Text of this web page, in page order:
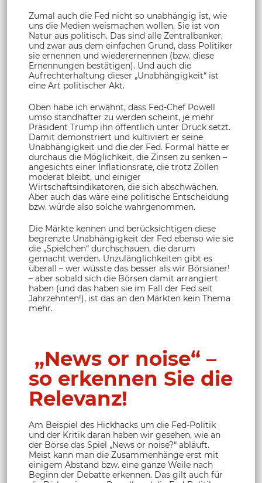
Zumal auch die Fed nicht so unabhängig ist, wie
uns die Medien weismachen wollen. Sie ist von
Natur aus politisch. Das sind alle Zentralbanker,
und zwar aus dem einfachen Grund, dass Politiker
sie ernennen und wiederernennen (bzw. diese
Ernennungen bestätigen). Und auch die
Aufrechterhaltung dieser „Unabhängigkeit“ ist
eine Art politischer Akt.
Oben habe ich erwähnt, dass Fed-Chef Powell
umso standhafter zu werden scheint, je mehr
Präsident Trump ihn öffentlich unter Druck setzt.
Damit demonstriert und kultiviert er seine
Unabhängigkeit und die der Fed. Formal hätte er
durchaus die Möglichkeit, die Zinsen zu senken –
angesichts einer Inflationsrate, die trotz Zöllen
moderat bleibt, und einiger
Wirtschaftsindikatoren, die sich abschwächen.
Aber auch das wäre eine politische Entscheidung
bzw. würde also solche wahrgenommen.
Die Märkte kennen und berücksichtigen diese
begrenzte Unabhängigkeit der Fed ebenso wie sie
die „Spielchen“ durchschauen, die darum
gemacht werden. Unzulänglichkeiten gibt es
überall – wer wüsste das besser als wir Börsianer!
– aber sobald sich die Börsen damit arrangiert
haben (und das haben sie im Fall der Fed seit
Jahrzehnten!), ist das an den Märkten kein Thema
mehr.
„News or noise“ –
so erkennen Sie die
Relevanz!
Am Beispiel des Hickhacks um die Fed-Politik
und der Kritik daran haben wir gesehen, wie an
der Börse das Spiel „News or noise?“ abläuft.
Meist kann man die Zusammenhänge erst mit
einigem Abstand bzw. eine ganze Weile nach
Beginn der Debatte erkennen. Das gilt auch für